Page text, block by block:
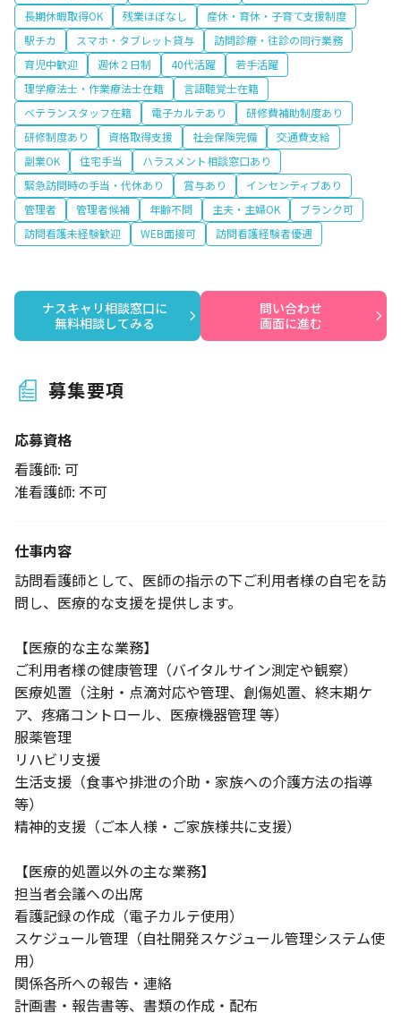
長期休暇取得OK
残業ほぼなし
産休・育休・子育て支援制度
駅チカ
スマホ・タブレット貸与
訪問診療・往診の同行業務
育児中歓迎
週休２日制 40代活躍
若手活躍
理学療法士・作業療法士在籍
言語聴覚士在籍
ベテランスタッフ在籍
電子カルテあり
研修費補助制度あり
研修制度あり
資格取得支援 社会保険完備
交通費支給
副業OK
住宅手当
ハラスメント相談窓口あり
緊急訪問時の手当・代休あり
賞与あり
インセンティブあり
管理者
管理者候補 年齢不問 主夫・主婦OK
ブランク可
訪問看護未経験歓迎
WEB面接可 訪問看護経験者優遇
ナスキャリ相談窓口に
無料相談してみる
問い合わせ
画面に進む
募集要項
応募資格
看護師: 可
准看護師: 不可
仕事内容
訪問看護師として、医師の指示の下ご利用者様の自宅を訪
問し、医療的な支援を提供します。
【医療的な主な業務】
ご利用者様の健康管理（バイタルサイン測定や観察）
医療処置（注射・点滴対応や管理、創傷処置、終末期ケ
ア、疼痛コントロール、医療機器管理 等）
服薬管理
リハビリ支援
生活支援（食事や排泄の介助・家族への介護方法の指導
等）
精神的支援（ご本人様・ご家族様共に支援）
【医療的処置以外の主な業務】
担当者会議への出席
看護記録の作成（電子カルテ使用）
スケジュール管理（自社開発スケジュール管理システム使
用）
関係各所への報告・連絡
計画書・報告書等、書類の作成・配布